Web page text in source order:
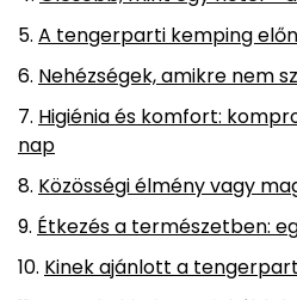
A tengerparti kemping
Nehézségek, amikre nem
Higiénia és komfort:
nap
Közösségi élmény vagy
Étkezés a természetben:
Kinek ajánlott a